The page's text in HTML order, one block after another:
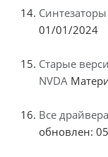
01/01/2024
Старые
NVDA
Все
обновлен: